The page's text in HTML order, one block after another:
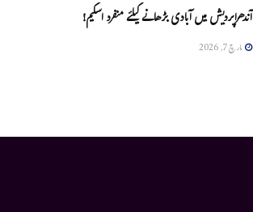
آندھراپردیش میں آبادی بڑھانے کیلئے منفرد اسکیم!
مارچ 7, 2026